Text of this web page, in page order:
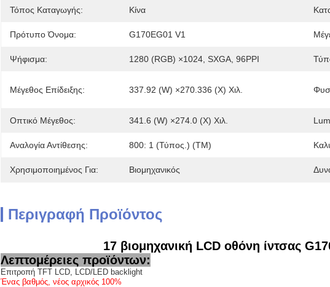
Τόπος Καταγωγής: Κίνα
Πρότυπο Όνομα: G170EG01 V1
Ψήφισμα: 1280 (RGB) ×1024, SXGA, 96PPI
Μέγεθος Επίδειξης: 337.92 (W) ×270.336 (Χ) Χιλ.
Οπτικό Μέγεθος: 341.6 (W) ×274.0 (Χ) Χιλ.
Αναλογία Αντίθεσης: 800: 1 (τύπος.) (TM)
Χρησιμοποιημένος Για: Βιομηχανικός
Περιγραφή Προϊόντος
17 βιομηχανική LCD οθόνη ίντσας
Λεπτομέρειες προϊόντων:
Επιτροπή TFT LCD, LCD/LED backlight
Ένας βαθμός, νέος αρχικός 100%